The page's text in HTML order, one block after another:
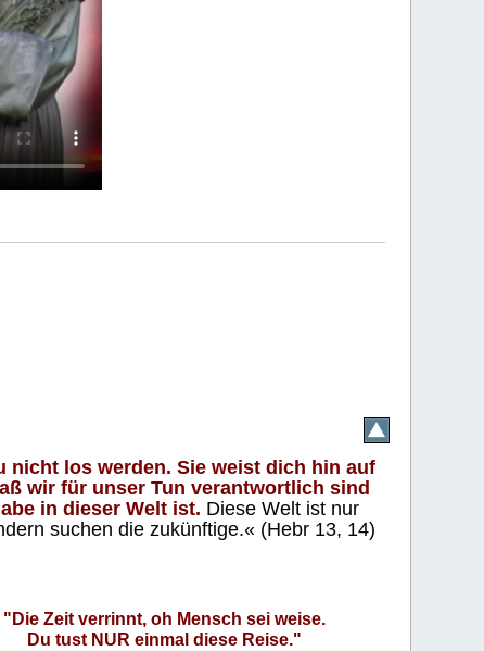
nicht los werden. Sie weist dich hin auf
wir für unser Tun verantwortlich sind
in dieser Welt ist. Diese Welt ist nur
suchen die zukünftige.« (Hebr 13, 14)
"Die Zeit verrinnt, oh Mensch sei weise.
Du tust NUR einmal diese Reise."